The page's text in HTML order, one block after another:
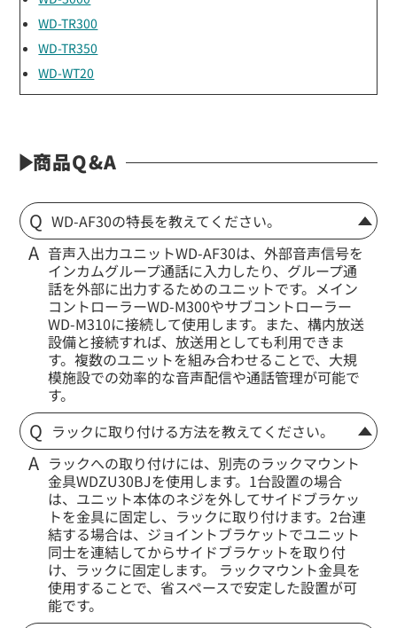
WD-TR300
WD-TR350
WD-WT20
商品Q&A
WD-AF30の特長を教えてください。
音声入出力ユニットWD-AF30は、外部音声信号を
インカムグループ通話に入力したり、グループ通
話を外部に出力するためのユニットです。メイン
コントローラーWD-M300やサブコントローラー
WD-M310に接続して使用します。また、構内放送
設備と接続すれば、放送用としても利用できま
す。複数のユニットを組み合わせることで、大規
模施設での効率的な音声配信や通話管理が可能で
す。
ラックに取り付ける方法を教えてください。
ラックへの取り付けには、別売のラックマウント
金具WDZU30BJを使用します。1台設置の場合
は、ユニット本体のネジを外してサイドブラケッ
トを金具に固定し、ラックに取り付けます。2台連
結する場合は、ジョイントブラケットでユニット
同士を連結してからサイドブラケットを取り付
け、ラックに固定します。 ラックマウント金具を
使用することで、省スペースで安定した設置が可
能です。